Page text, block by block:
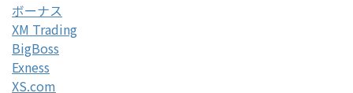
ボーナス
XM Trading
BigBoss
Exness
XS.com